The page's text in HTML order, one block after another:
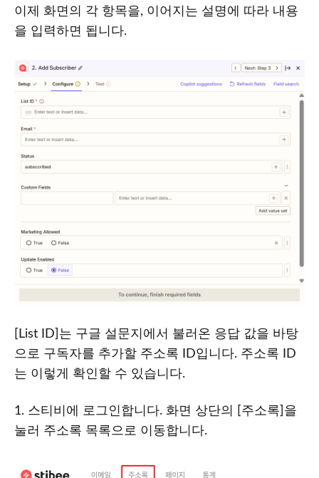
이제 화면의 각 항목을, 이어지는 설명에 따라 내용
을 입력하면 됩니다.
[List ID]는 구글 설문지에서 불러온 응답 값을 바탕
으로 구독자를 추가할 주소록 ID입니다. 주소록 ID
는 이렇게 확인할 수 있습니다.
1. 스티비에 로그인합니다. 화면 상단의 [주소록]을
눌러 주소록 목록으로 이동합니다.